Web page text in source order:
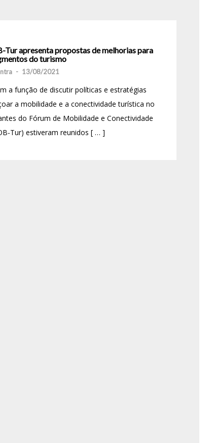
Tur apresenta propostas de melhorias para
do turismo
- 13/08/2021
a função de discutir políticas e estratégias
a mobilidade e a conectividade turística no
do Fórum de Mobilidade e Conectividade
Tur) estiveram reunidos [ … ]